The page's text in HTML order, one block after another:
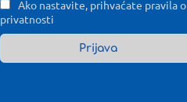
Ako nastavite, prihvaćate pravila o
privatnosti